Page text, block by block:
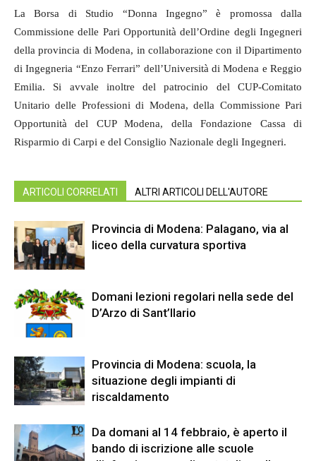
La Borsa di Studio “Donna Ingegno” è promossa dalla
Commissione delle Pari Opportunità dell’Ordine degli Ingegneri
della provincia di Modena, in collaborazione con il Dipartimento
di Ingegneria “Enzo Ferrari” dell’Università di Modena e Reggio
Emilia. Si avvale inoltre del patrocinio del CUP-Comitato
Unitario delle Professioni di Modena, della Commissione Pari
Opportunità del CUP Modena, della Fondazione Cassa di
Risparmio di Carpi e del Consiglio Nazionale degli Ingegneri.
ARTICOLI CORRELATI ALTRI ARTICOLI DELL'AUTORE
Provincia di Modena: Palagano, via al
liceo della curvatura sportiva
Domani lezioni regolari nella sede del
D’Arzo di Sant’Ilario
Provincia di Modena: scuola, la
situazione degli impianti di
riscaldamento
Da domani al 14 febbraio, è aperto il
bando di iscrizione alle scuole